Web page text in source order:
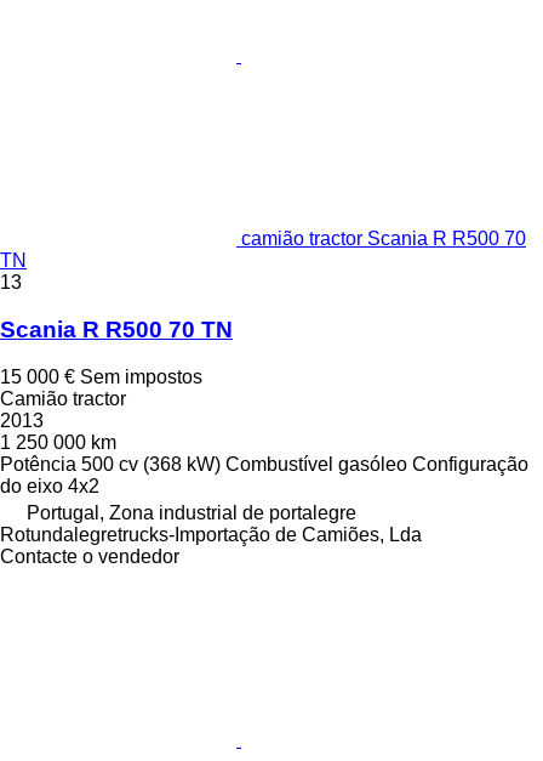
camião tractor Scania R R500 70
TN
13
Scania R R500 70 TN
15 000 € Sem impostos
Camião tractor
2013
1 250 000 km
Potência 500 cv (368 kW) Combustível gasóleo Configuração
do eixo 4x2
Portugal, Zona industrial de portalegre
Rotundalegretrucks-Importação de Camiões, Lda
Contacte o vendedor